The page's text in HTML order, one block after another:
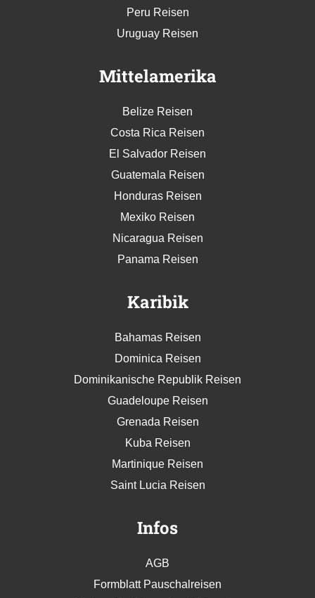
Peru Reisen
Uruguay Reisen
Mittelamerika
Belize Reisen
Costa Rica Reisen
El Salvador Reisen
Guatemala Reisen
Honduras Reisen
Mexiko Reisen
Nicaragua Reisen
Panama Reisen
Karibik
Bahamas Reisen
Dominica Reisen
Dominikanische Republik Reisen
Guadeloupe Reisen
Grenada Reisen
Kuba Reisen
Martinique Reisen
Saint Lucia Reisen
Infos
AGB
Formblatt Pauschalreisen